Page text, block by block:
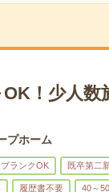
OK！少人
プホーム
ブランクOK 既卒第二
履歴書不要 40～